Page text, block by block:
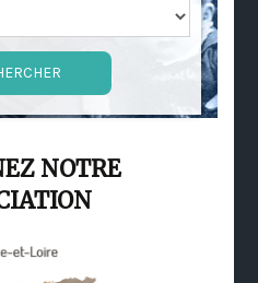
NOTRE